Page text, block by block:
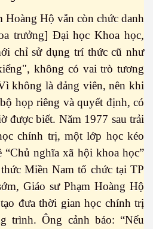
Hoàng Hộ vẫn còn chức danh
trưởng] Đại học Khoa học,
chỉ sử dụng trí thức cũ như
không có vai trò tương
không là đảng viên, nên khi
họp riêng và quyết định, có
được biết. Năm 1977 sau trải
chính trị, một lớp học kéo
“Chủ nghĩa xã hội khoa học”
Miền Nam tổ chức tại TP
Giáo sư Phạm Hoàng Hộ
đưa thời gian học chính trị
trình. Ông cảnh báo: “Nếu